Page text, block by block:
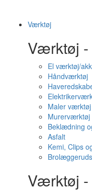
Værktøj
Værktøj -
El værktøj/
Håndværktøj
Maler værktøj
Murerværktøj
Beklædning
Asfalt
Kemi, Clips
Værktøj -